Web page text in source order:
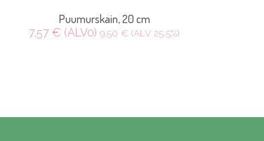
Puumurskain, 20 cm
7,57 € (ALV0) 9,50 € (ALV 25.5%)